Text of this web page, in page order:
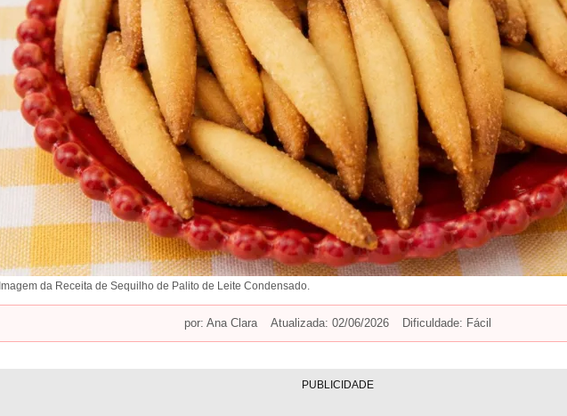
Imagem da Receita de Sequilho de Palito de Leite Condensado.
por: Ana Clara Atualizada: 02/06/2026 Dificuldade: Fácil
PUBLICIDADE